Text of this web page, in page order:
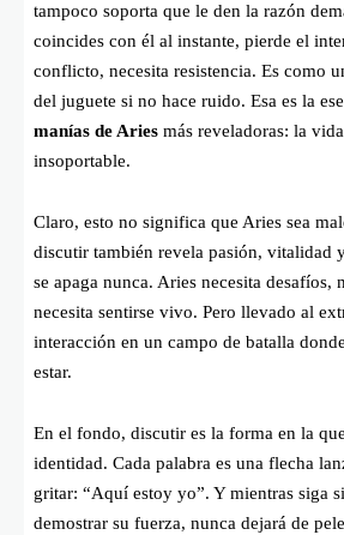
tampoco soporta que le den la razón
coincides con él al instante, pierde el
conflicto, necesita resistencia. Es como
del juguete si no hace ruido. Esa es la
manías de Aries más reveladoras: la
insoportable.
Claro, esto no significa que Aries sea
discutir también revela pasión, vitalidad
se apaga nunca. Aries necesita desafíos,
necesita sentirse vivo. Pero llevado al
interacción en un campo de batalla
estar.
En el fondo, discutir es la forma en la
identidad. Cada palabra es una flecha
gritar: “Aquí estoy yo”. Y mientras siga
demostrar su fuerza, nunca dejará de